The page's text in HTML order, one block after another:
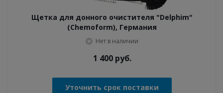
Щетка для донного очистителя "Delphim"
(Chemoform), Германия
Нет в наличии
1 400руб.
Уточнить срок поставки